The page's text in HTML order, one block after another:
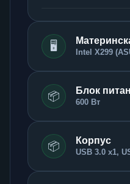
🖥️ Intel X299
📦 Блок
600 Вт
📦 Корпус
USB 3.0 x1,